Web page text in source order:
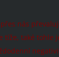
nás
tíže, také tohle